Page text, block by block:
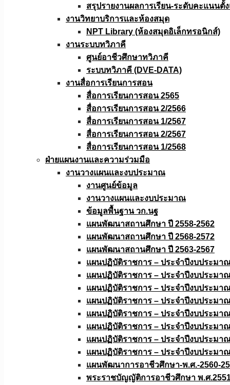
สรุปรายงานผลการเรียน-ระดับคะแนนตั้
งานวิทยาบริการเเละห้องสมุด
NPT Library (ห้องสมุดอิเล็กทรอนิกส์)
งานระบบทวิภาคี
ศูนย์อาชีวศึกษาทวิภาคี
ระบบทวิภาคี (DVE-DATA)
งานสื่อการเรียนการสอน
สื่อการเรียนการสอน 2565
สื่อการเรียนการสอน 2/2566
สื่อการเรียนการสอน 1/2567
สื่อการเรียนการสอน 2/2567
สื่อการเรียนการสอน 1/2568
ฝ่ายแผนงานเเละความร่วมมือ
งานวางแผนเเละงบประมาณ
งานศูนย์ข้อมูล
งานวางแผนและงบประมาณ
ข้อมูลพื้นฐาน วก.นฐ
แผนพัฒนาสถานศึกษา ปี 2558-2562
แผนพัฒนาสถานศึกษา ปี 2568-2572
แผนพัฒนาสถานศึกษา ปี 2563-2567
แผนปฏิบัติราชการ – ประจำปีงบประมา
แผนปฏิบัติราชการ – ประจำปีงบประมา
แผนปฏิบัติราชการ – ประจำปีงบประมา
แผนปฏิบัติราชการ – ประจำปีงบประมา
แผนปฏิบัติราชการ – ประจำปีงบประมา
แผนปฏิบัติราชการ – ประจำปีงบประมา
แผนปฏิบัติราชการ – ประจำปีงบประมา
แผนปฏิบัติราชการ – ประจำปีงบประมา
แผนพัฒนาการอาชีวศึกษา-พ.ศ.-2560-
พระราชบัญญัติการอาชีวศึกษา พ.ศ